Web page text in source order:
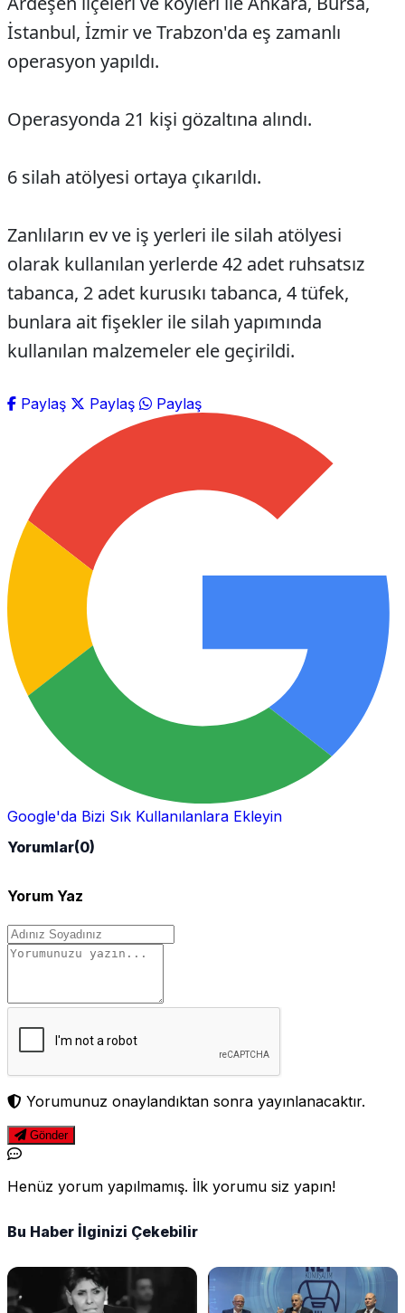
İstanbul, İzmir ve Trabzon'da eş zamanlı
operasyon yapıldı.
Operasyonda 21 kişi gözaltına alındı.
6 silah atölyesi ortaya çıkarıldı.
Zanlıların ev ve iş yerleri ile silah atölyesi
olarak kullanılan yerlerde 42 adet ruhsatsız
tabanca, 2 adet kurusıkı tabanca, 4 tüfek,
bunlara ait fişekler ile silah yapımında
kullanılan malzemeler ele geçirildi.
Paylaş Paylaş Paylaş
Google'da Bizi Sık Kullanılanlara Ekleyin
Yorumlar(0)
Yorum Yaz
Yorumunuz onaylandıktan sonra yayınlanacaktır.
Gönder
Henüz yorum yapılmamış. İlk yorumu siz yapın!
Bu Haber İlginizi Çekebilir